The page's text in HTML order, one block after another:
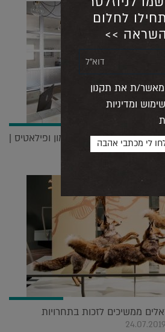
כמו בית – סטודיו לאימון ופילאטיס |
ממשיכים לזכות בתחרויות
24.07.2019
לחלום
השראה >>
מאשר/ת את תקנון
ומדיניות